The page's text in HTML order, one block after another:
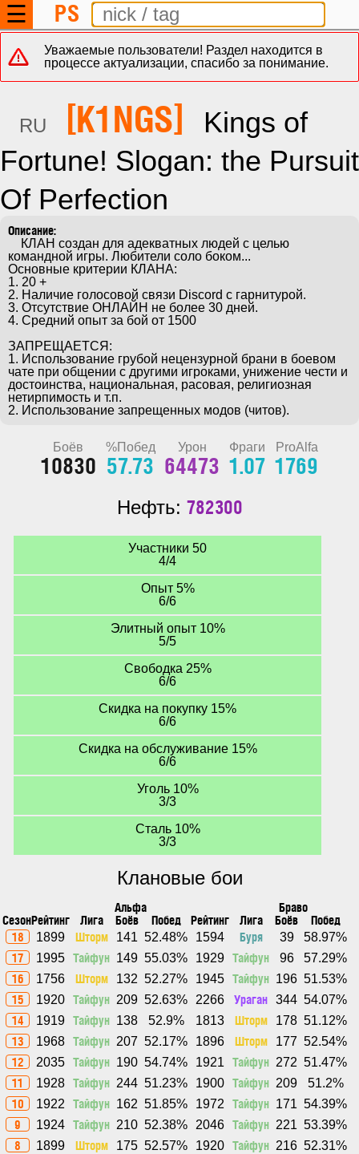
☰ PS
Уважаемые пользователи! Раздел находится в
процессе актуализации, спасибо за понимание.
RU [K1NGS]
Kings of
Fortune! Slogan: the Pursuit
Of Perfection
командной игры. Любители соло боком...
Основные критерии КЛАНА:
1. 20 +
2. Наличие голосовой связи Discord с гарнитурой.
3. Отсутствие ОНЛАЙН не более 30 дней.
4. Средний опыт за бой от 1500
ЗАПРЕЩАЕТСЯ:
1. Использование грубой нецензурной брани в боевом
чате при общении с другими игроками, унижение чести и
достоинства, национальная, расовая, религиозная
нетирпимость и т.п.
2. Использование запрещенных модов (читов).
Боёв
10830
%Побед
57.73
Урон
64473
Фраги
1.07
ProAlfa
1769
Нефть: 782300
Участники 50
4/4
Опыт 5%
6/6
Элитный опыт 10%
5/5
Свободка 25%
6/6
Скидка на покупку 15%
6/6
Скидка на обслуживание 15%
6/6
Уголь 10%
3/3
Сталь 10%
3/3
Клановые бои
Альфа Браво
СезонРейтинг Лига Боёв Побед Рейтинг Лига Боёв
Побед
18
1899 Шторм 141 52.48% 1594 Буря 39 58.97%
17 1995 Тайфун 149 55.03% 1929 Тайфун 96 57.29%
16 1756 Шторм 132 52.27% 1945 Тайфун 196 51.53%
15 1920 Тайфун 209 52.63% 2266 Ураган 344 54.07%
14 1919 Тайфун 138 52.9% 1813 Шторм 178 51.12%
13 1968 Тайфун 207 52.17% 1896 Шторм 177 52.54%
12 2035 Тайфун 190 54.74% 1921 Тайфун 272 51.47%
11 1928 Тайфун 244 51.23% 1900 Тайфун 209 51.2%
10 1922 Тайфун 162 51.85% 1972 Тайфун 171 54.39%
9 1924 Тайфун 210 52.38% 2046 Тайфун 221 53.39%
8 1899 Шторм 175 52.57% 1920 Тайфун 216 52.31%